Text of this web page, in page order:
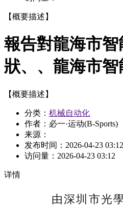
【概要描述】
報告對龍海市
狀、、龍海市智
【概要描述】
分类： 机械自动化
作者：必一·运动(B-Sports)
来源：
发布时间： 2026-04-23 03:12
访问量： 2026-04-23 03:12
详情
由深圳市光學